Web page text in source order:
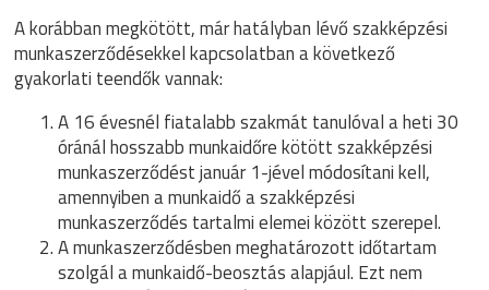
A korábban megkötött, már hatályban lévő szakképzési
munkaszerződésekkel kapcsolatban a következő
gyakorlati teendők vannak:
A 16 évesnél fiatalabb szakmát tanulóval a heti 30
óránál hosszabb munkaidőre kötött szakképzési
munkaszerződést január 1-jével módosítani kell,
amennyiben a munkaidő a szakképzési
munkaszerződés tartalmi elemei között szerepel.
A munkaszerződésben meghatározott időtartam
szolgál a munkaidő-beosztás alapjául. Ezt nem